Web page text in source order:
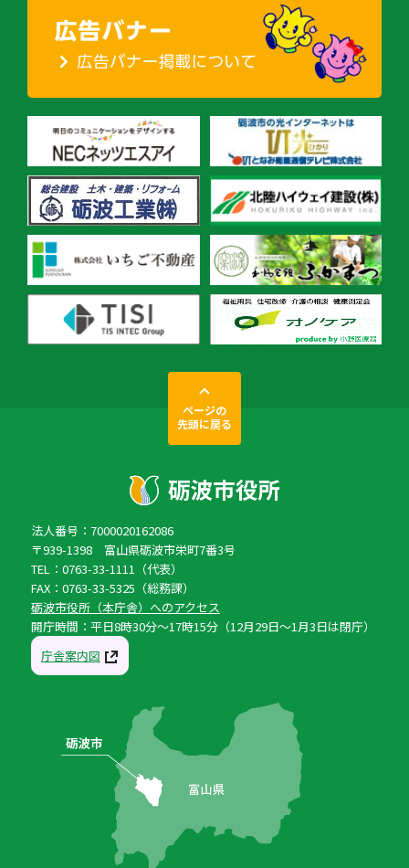
ページの
先頭に戻る
法人番号：7000020162086
〒939-1398 富山県砺波市栄町7番3号
TEL：0763-33-1111（代表）
FAX：0763-33-5325（総務課）
砺波市役所（本庁舎）へのアクセス
開庁時間：平日8時30分〜17時15分（12月29日〜1月3日は閉庁）
庁舎案内図